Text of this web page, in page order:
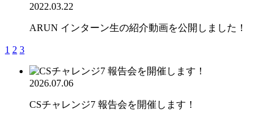
2022.03.22
ARUN インターン生の紹介動画を公開しました！
1 2 3
2026.07.06
CSチャレンジ7 報告会を開催します！